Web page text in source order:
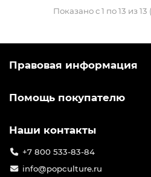
Показано с 1 по 13 из 13
Правовая информация
Помощь покупателю
Наши контакты
+7 800 533-83-84
info@popculture.ru